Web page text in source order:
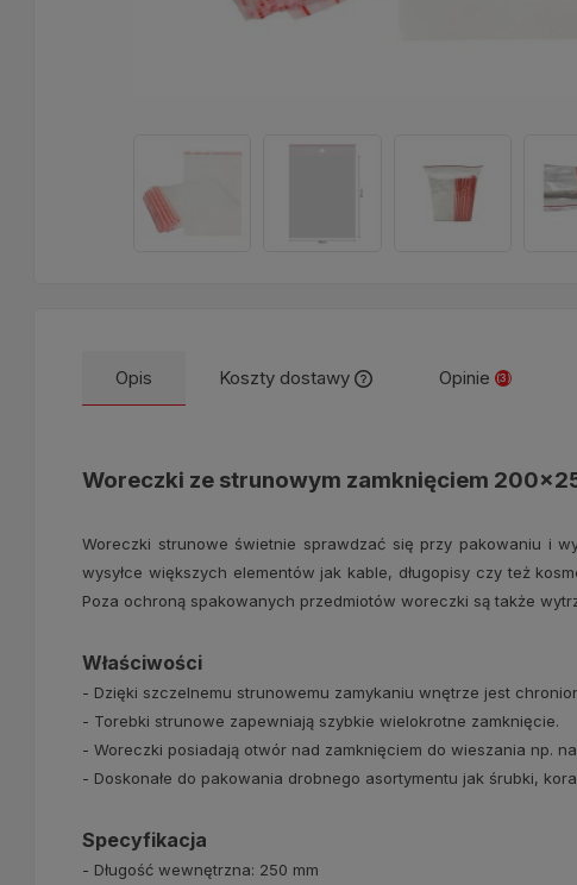
Opis Koszty dostawy Opinie (3)
Woreczki ze strunowym zamknięciem
Woreczki strunowe świetnie sprawdzać się przy pakowaniu i
wysyłce większych elementów jak kable, długopisy czy też
Poza ochroną spakowanych przedmiotów woreczki są także
Właściwości
- Dzięki szczelnemu strunowemu zamykaniu wnętrze jest
- Torebki strunowe zapewniają szybkie wielokrotne zamknięcie.
- Woreczki posiadają otwór nad zamknięciem do wieszania np.
- Doskonałe do pakowania drobnego asortymentu jak śrubki,
Specyfikacja
- Długość wewnętrzna: 250 mm